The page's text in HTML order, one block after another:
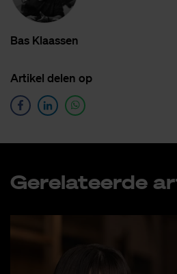
Bas Klaas­sen
Ar­ti­kel de­len op
Ge­re­la­teer­de